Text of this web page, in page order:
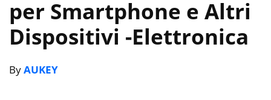
per Smartphone e Altri
Dispositivi -Elettronica
ByAUKEY